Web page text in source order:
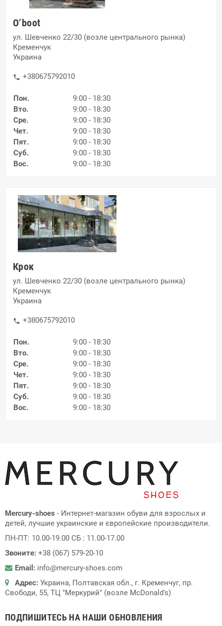
O’boot
ул. Шевченко 22/30 (возле центрального рынка)
Кременчук
Украина
phone +380675792010
Пон.
9:00 - 18:30
Вто.
9:00 - 18:30
Сре.
9:00 - 18:30
Чет.
9:00 - 18:30
Пят.
9:00 - 18:30
Суб.
9:00 - 18:30
Вос.
9:00 - 18:30
Крок
ул. Шевченко 22/30 (возле центрального рынка)
Кременчук
Украина
phone +380675792010
Пон.
9:00 - 18:30
Вто.
9:00 - 18:30
Сре.
9:00 - 18:30
Чет.
9:00 - 18:30
Пят.
9:00 - 18:30
Суб.
9:00 - 18:30
Вос.
9:00 - 18:30
Mercury-shoes - Интернет-магазин обуви для взрослых и
детей, лучшие украинские и європейские производители.
ПН-ПТ: 10.00-19.00 СБ : 11.00-17.00
Звоните: +38 (067) 579-20-10
Email: info@mercury-shoes.com
Адрес: Украина, Полтавская обл., г. Кременчуг, пр.
Свободи, 55, ТЦ "Меркурий" (возле McDonald's)
ПОДПИШИТЕСЬ НА НАШИ ОБНОВЛЕНИЯ